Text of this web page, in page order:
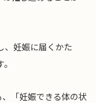
、妊娠に届くかた
「妊娠できる体の状